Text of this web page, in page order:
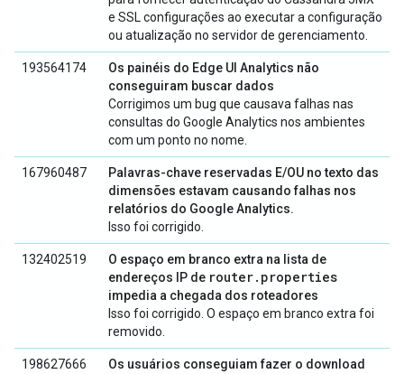
e SSL configurações ao executar a configuração
ou atualização no servidor de gerenciamento.
193564174
Os painéis do Edge UI Analytics não
conseguiram buscar dados
Corrigimos um bug que causava falhas nas
consultas do Google Analytics nos ambientes
com um ponto no nome.
167960487
Palavras-chave reservadas E/OU no texto das
dimensões estavam causando falhas nos
relatórios do Google Analytics.
Isso foi corrigido.
132402519
O espaço em branco extra na lista de
endereços IP de router.properties
impedia a chegada dos roteadores
Isso foi corrigido. O espaço em branco extra foi
removido.
198627666
Os usuários conseguiam fazer o download